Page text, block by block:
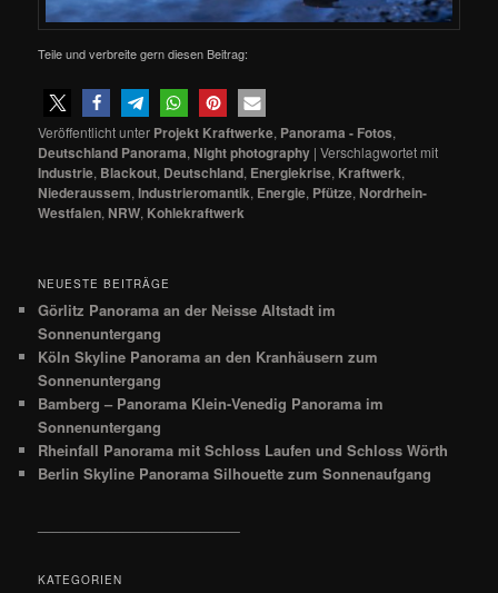
Teile und verbreite gern diesen Beitrag:
Veröffentlicht unter Projekt Kraftwerke, Panorama - Fotos,
Deutschland Panorama, Night photography |Verschlagwortet mit
Industrie, Blackout, Deutschland, Energiekrise, Kraftwerk,
Niederaussem,Industrieromantik, Energie, Pfütze, Nordrhein-
Westfalen, NRW, Kohlekraftwerk
NEUESTE BEITRÄGE
Görlitz Panorama an der Neisse Altstadt im
Sonnenuntergang
Köln Skyline Panorama an den Kranhäusern zum
Sonnenuntergang
Bamberg – Panorama Klein-Venedig Panorama im
Sonnenuntergang
Rheinfall Panorama mit Schloss Laufen und Schloss Wörth
Berlin Skyline Panorama Silhouette zum Sonnenaufgang
KATEGORIEN